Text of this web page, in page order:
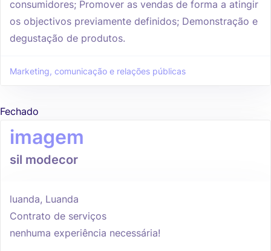
consumidores; Promover as vendas de forma a atingir
os objectivos previamente definidos; Demonstração e
degustação de produtos.
Marketing, comunicação e relações públicas
Fechado
imagem
sil modecor
luanda, Luanda
Contrato de serviços
nenhuma experiência necessária!